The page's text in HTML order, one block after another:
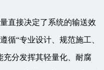
直接决定了系统的输送效
循“专业设计、规范施工、
充分发挥其轻量化、耐腐